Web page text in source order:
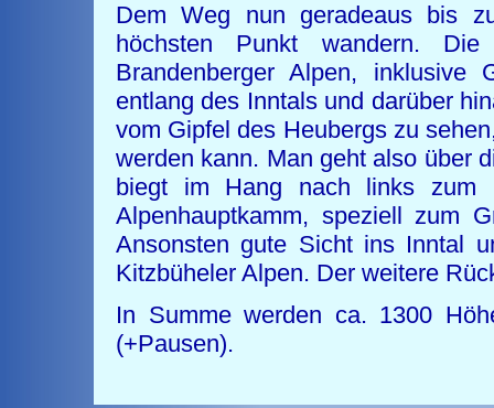
Dem Weg nun geradeaus bis
höchsten Punkt wandern.
Brandenberger Alpen,
entlang des Inntals und darüber
vom Gipfel des Heubergs zu
werden kann. Man geht also über
biegt im Hang nach links zum
Alpenhauptkamm, speziell zum
Ansonsten gute Sicht ins Inntal
Kitzbüheler Alpen. Der weitere
In Summe werden ca. 1300
(+Pausen).